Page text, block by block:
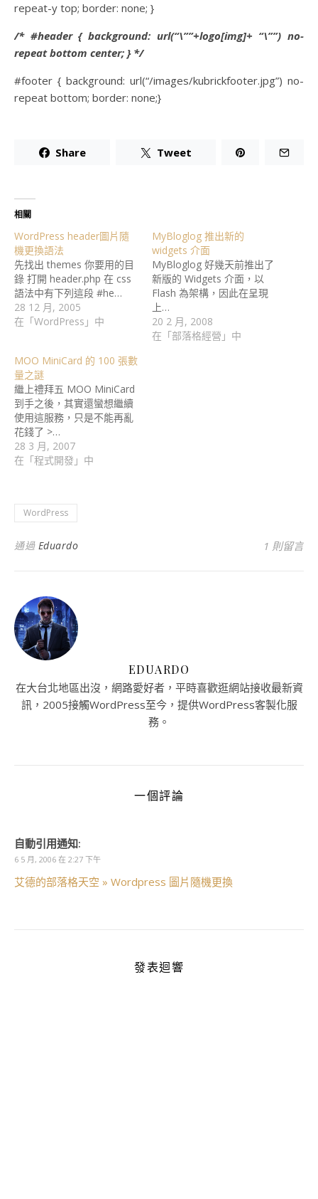
repeat-y top; border: none; }
/* #header { background: url(“\””+logo[img]+ “\””) no-
repeat bottom center; } */
#footer { background: url(“/images/kubrickfooter.jpg”) no-
repeat bottom; border: none;}
Share Tweet
相關
WordPress header圖片隨
機更換語法
先找出 themes 你要用的目
錄 打開 header.php 在 css
語法中有下列這段 #he…
28 12 月, 2005
在「WordPress」中
MyBloglog 推出新的
widgets 介面
MyBloglog 好幾天前推出了
新版的 Widgets 介面，以
Flash 為架構，因此在呈現
上…
20 2 月, 2008
在「部落格經營」中
MOO MiniCard 的 100 張數
量之謎
繼上禮拜五 MOO MiniCard
到手之後，其實還蠻想繼續
使用這服務，只是不能再亂
花錢了 >…
28 3 月, 2007
在「程式開發」中
WordPress
通過 Eduardo 1 則留言
EDUARDO
在大台北地區出沒，網路愛好者，平時喜歡逛網站接收最新資
訊，2005接觸WordPress至今，提供WordPress客製化服
務。
一個評論
自動引用通知:
6 5 月, 2006 在 2:27 下午
艾德的部落格天空 » Wordpress 圖片隨機更換
發表迴響